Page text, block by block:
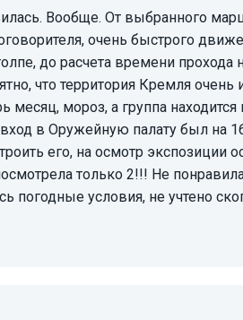
очень быстрого
до расчета времени
что территория Кремля
месяц, мороз, а группа
в Оружейную палату был на
его, на осмотр экспозиции
только 2!!! Не
погодные условия, не учтено